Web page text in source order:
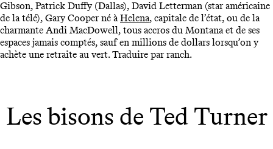
Gibson, Patrick Duffy (Dallas), David Letterman (star américaine
de la télé), Gary Cooper né àHelena, capitale de l’état, ou de la
charmante Andi MacDowell, tous accros du Montana et de ses
espaces jamais comptés, sauf en millions de dollars lorsqu’on y
achète une retraite au vert. Traduire par ranch.
Les bisons de Ted Turner